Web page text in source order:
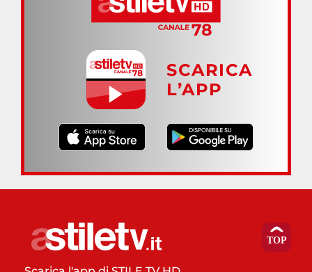
SCARICA
L’APP